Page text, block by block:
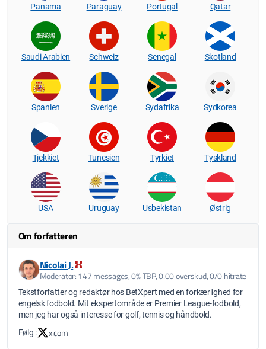
Panama Paraguay Portugal Qatar
Saudi Arabien Schweiz Senegal Skotland
Spanien Sverige Sydafrika Sydkorea
Tjekkiet Tunesien Tyrkiet Tyskland
USA Uruguay Usbekistan Østrig
Om forfatteren
Nicolai J.
Moderator: 147 messages, 0% TBP, 0.00 overskud, 0/0 hitrate
Tekstforfatter og redaktør hos BetXpert med en forkærlighed for
engelsk fodbold. Mit ekspertområde er Premier League-fodbold,
men jeg har også interesse for golf, tennis og håndbold.
Følg :
x.com